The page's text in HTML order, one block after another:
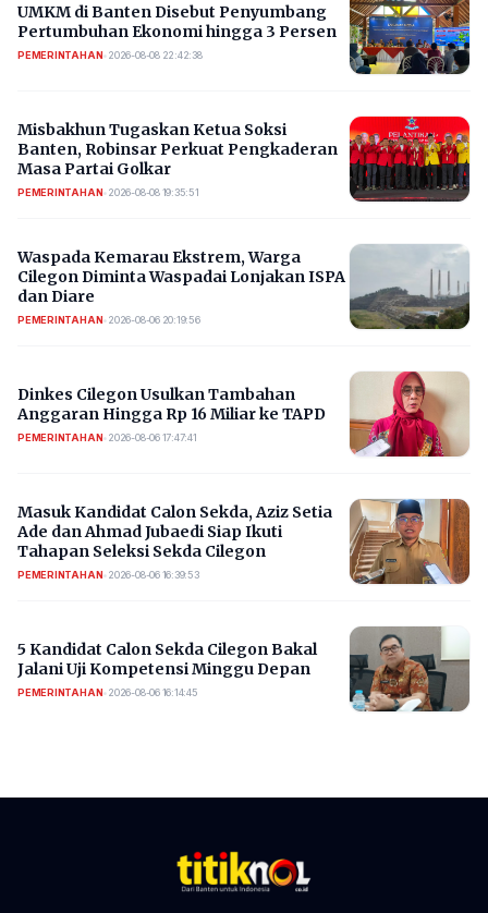
UMKM di Banten Disebut Penyumbang
Pertumbuhan Ekonomi hingga 3 Persen
PEMERINTAHAN• 2026-08-08 22:42:38
Misbakhun Tugaskan Ketua Soksi
Banten, Robinsar Perkuat Pengkaderan
Masa Partai Golkar
PEMERINTAHAN• 2026-08-08 19:35:51
Waspada Kemarau Ekstrem, Warga
Cilegon Diminta Waspadai Lonjakan ISPA
dan Diare
PEMERINTAHAN• 2026-08-06 20:19:56
Dinkes Cilegon Usulkan Tambahan
Anggaran Hingga Rp 16 Miliar ke TAPD
PEMERINTAHAN• 2026-08-06 17:47:41
Masuk Kandidat Calon Sekda, Aziz Setia
Ade dan Ahmad Jubaedi Siap Ikuti
Tahapan Seleksi Sekda Cilegon
PEMERINTAHAN• 2026-08-06 16:39:53
5 Kandidat Calon Sekda Cilegon Bakal
Jalani Uji Kompetensi Minggu Depan
PEMERINTAHAN• 2026-08-06 16:14:45